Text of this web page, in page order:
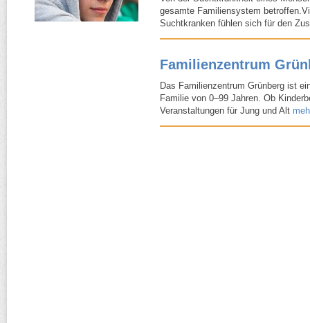
gesamte Familiensystem
Suchtkranken fühlen sich für den
Familienzentrum
Das Familienzentrum Grünberg ist
Familie von 0–99 Jahren. Ob
Veranstaltungen für Jung und Alt